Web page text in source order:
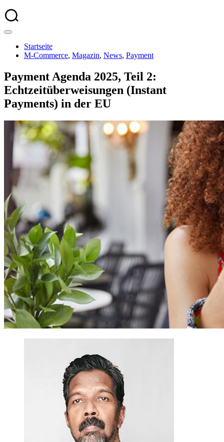
Startseite
M-Commerce, Magazin, News, Payment
Payment Agenda 2025, Teil 2:
Echtzeitüberweisungen (Instant
Payments) in der EU